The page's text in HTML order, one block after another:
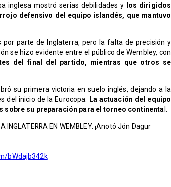
inglesa mostró serias debilidades y
los dirigidos
defensivo del equipo islandés, que mantuvo
parte de Inglaterra, pero la falta de precisión y
se hizo evidente entre el público de Wembley, con
del final del partido, mientras que otros se
su primera victoria en suelo inglés, dejando a la
del inicio de la Eurocopa.
La actuación del equipo
sobre su preparación para el torneo continenta
INGLATERRA EN WEMBLEY. ¡Anotó Jón Dagur
bWdajb342k